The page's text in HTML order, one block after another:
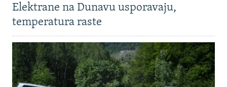
Elektrane na Dunavu usporavaju,
temperatura raste